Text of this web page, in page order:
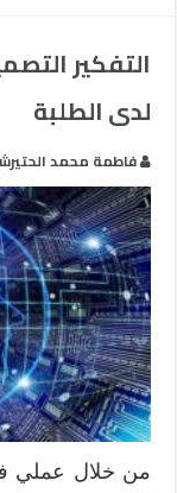
التفكير
لدى الطلبة
فاطمة محمد
من خلال عملي